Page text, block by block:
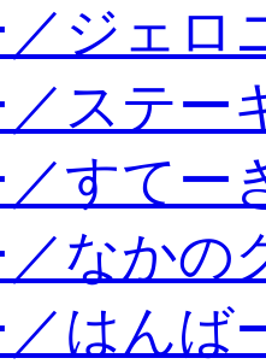
ジェロ
ステー
すてー
なかの
はんば